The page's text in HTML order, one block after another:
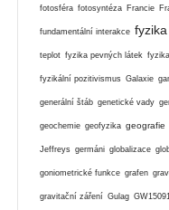
fotosféra fotosyntéza Francie
fundamentální interakce fyzika
teplot fyzika pevných látek
fyzikální pozitivismus Galaxie
generální štáb genetické vady
geochemie geofyzika geografie
Jeffreys germáni globalizace
goniometrické funkce grafen
gravitační záření Gulag